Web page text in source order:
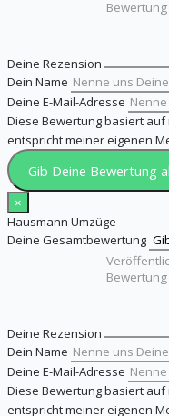
Deine Rezension
Dein Name
Deine E-Mail-Adresse
Diese Bewertung basiert
entspricht meiner eigenen
Gib Deine Bewertung
×
Hausmann Umzüge
Deine Gesamtbewertung
Deine Rezension
Dein Name
Deine E-Mail-Adresse
Diese Bewertung basiert
entspricht meiner eigenen